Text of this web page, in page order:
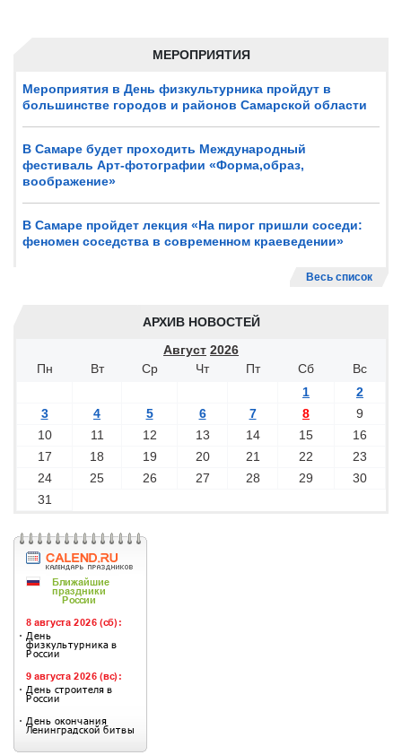
МЕРОПРИЯТИЯ
Мероприятия в День физкультурника пройдут в
большинстве городов и районов Самарской области
В Самаре будет проходить Международный
фестиваль Арт-фотографии «Форма,образ,
воображение»
В Самаре пройдет лекция «На пирог пришли соседи:
феномен соседства в современном краеведении»
Весь список
АРХИВ НОВОСТЕЙ
Август 2026
Пн
Вт Ср Чт Пт Сб
Вс
1
2
3
4 5 6 7 8
9
10
11 12 13 14 15
16
17
18 19 20 21 22
23
24
25 26 27 28 29
30
31